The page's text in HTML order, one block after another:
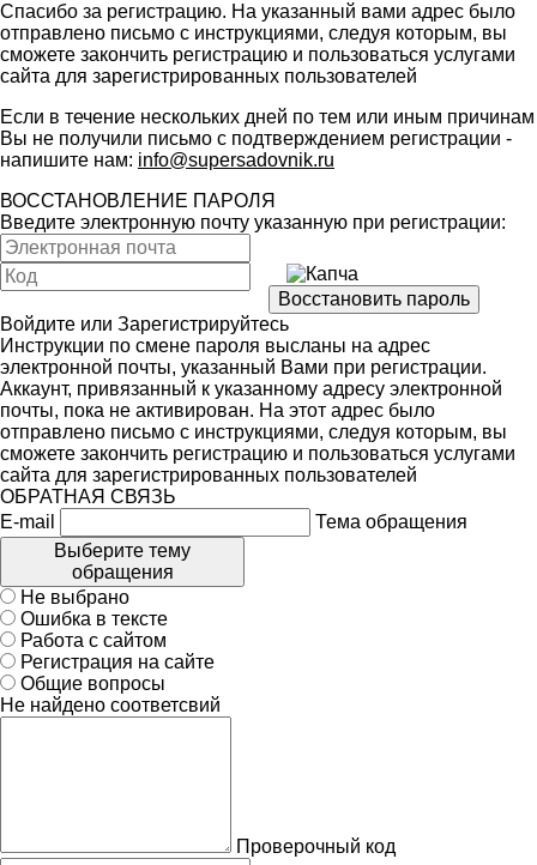
Спасибо за регистрацию. На указанный вами адрес было
отправлено письмо с инструкциями, следуя которым, вы
сможете закончить регистрацию и пользоваться услугами
сайта для зарегистрированных пользователей
Если в течение нескольких дней по тем или иным причинам
Вы не получили письмо с подтверждением регистрации -
напишите нам: info@supersadovnik.ru
ВОССТАНОВЛЕНИЕ ПАРОЛЯ
Введите электронную почту указанную при регистрации:
Войдите или Зарегистрируйтесь
Инструкции по смене пароля высланы на адрес
электронной почты, указанный Вами при регистрации.
Аккаунт, привязанный к указанному адресу электронной
почты, пока не активирован. На этот адрес было
отправлено письмо с инструкциями, следуя которым, вы
сможете закончить регистрацию и пользоваться услугами
сайта для зарегистрированных пользователей
ОБРАТНАЯ СВЯЗЬ
E-mail
Тема обращения
Выберите тему
обращения
Не выбрано
Ошибка в тексте
Работа с сайтом
Регистрация на сайте
Общие вопросы
Не найдено соответсвий
Проверочный код